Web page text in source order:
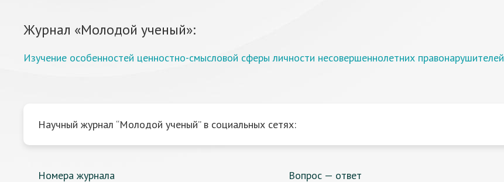
Журнал «Молодой ученый»:
Изучение особенностей ценностно-смысловой сферы личности несовершеннолетних правонарушителей
Научный журнал “Молодой ученый” в социальных сетях:
Номера журнала Вопрос — ответ